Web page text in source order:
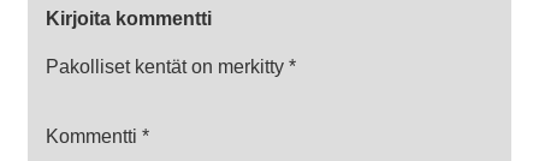
Kirjoita kommentti
Pakolliset kentät on merkitty *
Kommentti *